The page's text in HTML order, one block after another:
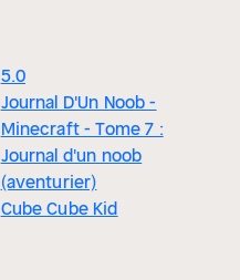
5.0
Journal D'Un Noob -
Minecraft - Tome 7 :
Journal d'un noob
(aventurier)
Cube Cube Kid